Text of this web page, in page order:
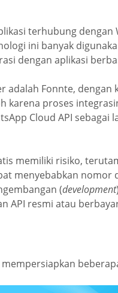
terhubung
ini banyak
dengan aplikasi
adalah Fonnte, dengan
karena proses
Cloud API sebagai
memiliki risiko,
menyebabkan nomor
(development
API resmi atau